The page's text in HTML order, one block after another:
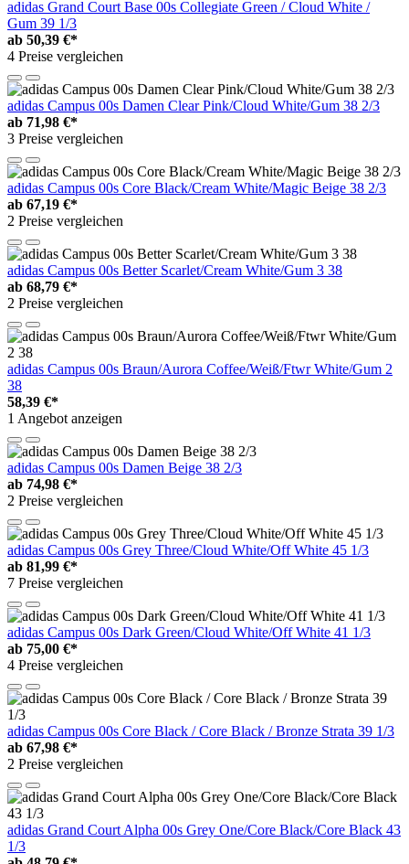
adidas Grand Court Base 00s Collegiate Green / Cloud White /
Gum 39 1/3
ab 50,39 €*
4 Preise vergleichen
adidas Campus 00s Damen Clear Pink/Cloud White/Gum 38 2/3
ab 71,98 €*
3 Preise vergleichen
adidas Campus 00s Core Black/Cream White/Magic Beige 38 2/3
ab 67,19 €*
2 Preise vergleichen
adidas Campus 00s Better Scarlet/Cream White/Gum 3 38
ab 68,79 €*
2 Preise vergleichen
adidas Campus 00s Braun/Aurora Coffee/Weiß/Ftwr White/Gum 2
38
58,39 €*
1 Angebot anzeigen
adidas Campus 00s Damen Beige 38 2/3
ab 74,98 €*
2 Preise vergleichen
adidas Campus 00s Grey Three/Cloud White/Off White 45 1/3
ab 81,99 €*
7 Preise vergleichen
adidas Campus 00s Dark Green/Cloud White/Off White 41 1/3
ab 75,00 €*
4 Preise vergleichen
adidas Campus 00s Core Black / Core Black / Bronze Strata 39 1/3
ab 67,98 €*
2 Preise vergleichen
adidas Grand Court Alpha 00s Grey One/Core Black/Core Black 43
1/3